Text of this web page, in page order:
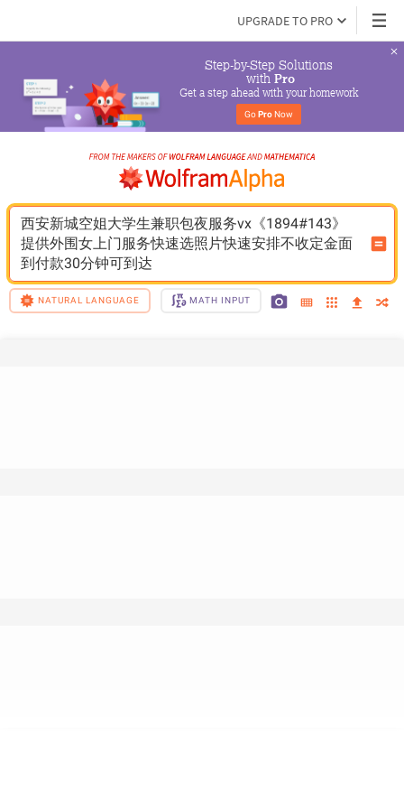
UPGRADE TO PRO
Step-by-Step Solutions
with Pro
Get a step ahead with your homework
Go Pro Now
西安新城空姐大学生兼职包夜服务vx《1894#143》
提供外围女上门服务快速选照片快速安排不收定金面
到付款30分钟可到达
NATURAL LANGUAGE MATH INPUT